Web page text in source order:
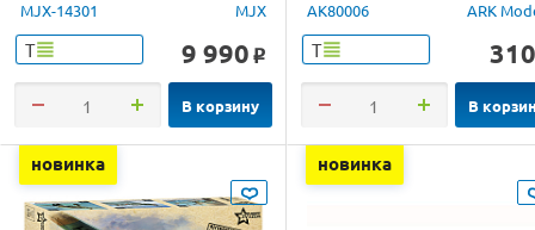
1/14 RTR
MJX-14301 MJX
Т 9 990 o
В корзину
AK80006 ARK
Т 310
В
новинка новинка